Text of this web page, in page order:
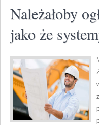
Należałoby
jako że